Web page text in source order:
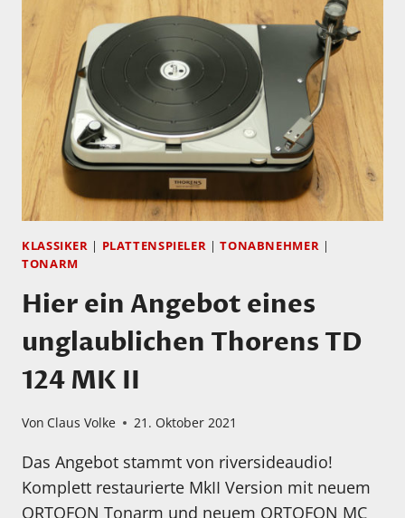
TEST-
VIDEO
ZU
DEN
BEIDEN
SPU
1E
1S
TONABNEHMERSYSTEMEN.
HIER
KLASSIKER | PLATTENSPIELER |TONABNEHMER |
TONARM
Hier ein Angebot eines
unglaublichen Thorens TD
124 MK II
Von Claus Volke 21. Oktober 2021
Das Angebot stammt von riversideaudio!
Komplett restaurierte MkII Version mit neuem
ORTOFON Tonarm und neuem ORTOFON MC